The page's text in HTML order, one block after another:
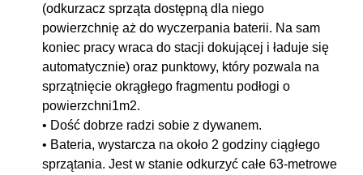
(odkurzacz sprząta dostępną dla niego
powierzchnię aż do wyczerpania baterii. Na sam
koniec pracy wraca do stacji dokującej i ładuje się
automatycznie) oraz punktowy, który pozwala na
sprzątnięcie okrągłego fragmentu podłogi o
powierzchni1m2.
• Dość dobrze radzi sobie z dywanem.
• Bateria, wystarcza na około 2 godziny ciągłego
sprzątania. Jest w stanie odkurzyć całe 63-metrowe